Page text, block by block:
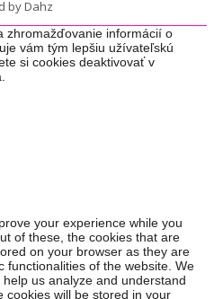
by Dahz
zhromažďovanie informácií o
vám tým lepšiu užívateľskú
si cookies deaktivovať v
your experience while you
of these, the cookies that are
on your browser as they are
functionalities of the website. We
us analyze and understand
cookies will be stored in your